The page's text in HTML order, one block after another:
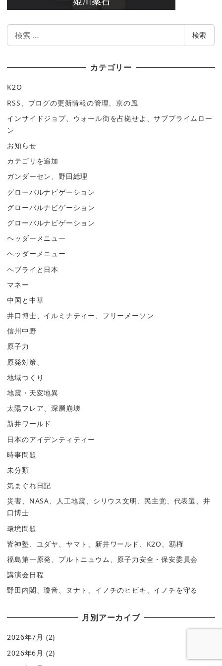
検
検索
カテゴリー
K2O
RSS、ブログの更新情報の管理、京の風
インサイドジョブ、ウォール街を占拠せよ、サブプライムロー
ン
お知らせ
カテゴリを追加
ガンダーセン、野田総理
グローバルナビゲーション
グローバルナビゲーション
グローバルナビゲーション
ヘッダーメニュー
ヘッダーメニュー
ヘブライと日本
マネー
中国と中華
井口博士、イルミナティー、フリーメーソン
信州中野
原子力
原発対策、
地域つくり
地震・天変地異
太陽フレア、深層崩壊
新井ワールド
日本のアイデンティティー
時事問題
未分類
気まぐれ日記
災害、NASA、人工地震、シリウス文明、民主党、代表選、井
口博士
環境問題
皆神塾、ユダヤ、ヤマト、新井ワールド、K2O、覇権
福島第一原発、プルトニュウム、原子力安全・保安委員会
講演会日程
野田内閣、瓊音、ヌナト、イノチのヒビキ、イノチを守る
月別アーカイブ
2026年7月 (2)
2026年6月 (2)